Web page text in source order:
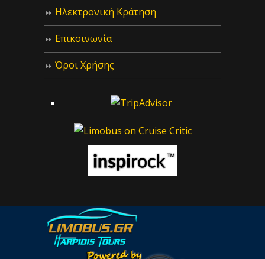
Ηλεκτρονική Κράτηση
Επικοινωνία
Όροι Χρήσης